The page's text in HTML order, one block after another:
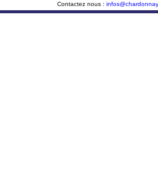
Contactez nous :